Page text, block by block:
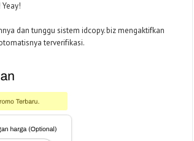
dan tunggu sistem idcopy.biz mengaktifkan
terverifikasi.